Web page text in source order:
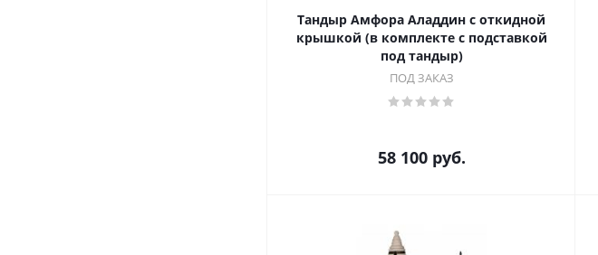
Тандыр Амфора Аладдин с откидной
крышкой (в комплекте с подставкой
под тандыр)
ПОД ЗАКАЗ
58 100руб.